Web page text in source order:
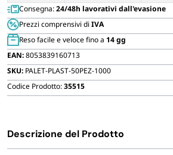
Consegna:24/48h lavorativi dall'evasione
Prezzi comprensivi di IVA
Reso facile e veloce fino a 14 gg
EAN:8053839160713
SKU: PALET-PLAST-50PEZ-1000
Codice Prodotto:35515
Descrizione del Prodotto